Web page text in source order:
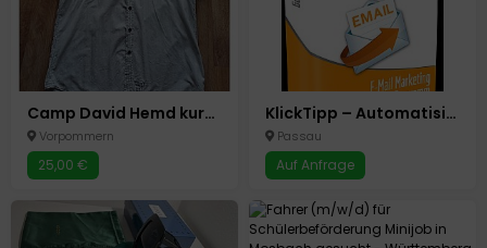
Camp David Hemd kurzarm Herren Sommer Oberhemd hellgrau Gr.XL
Vorpommern
25,00 €
KlickTipp – Automatisiertes E-Mail-Marketing für digitale Unternehmer
Passau
Auf Anfrage